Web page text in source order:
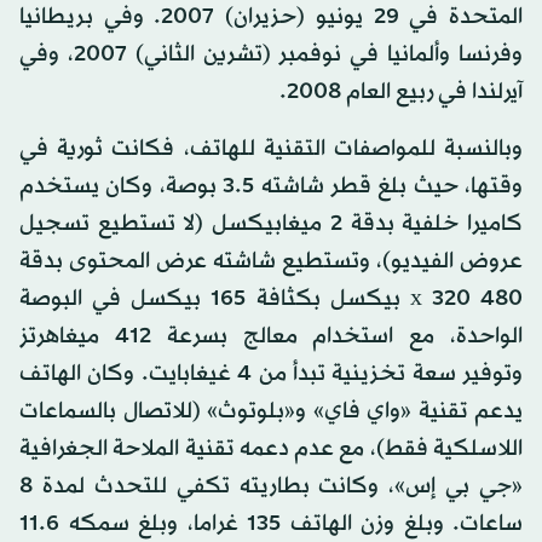
المتحدة في 29 يونيو (حزيران) 2007. وفي بريطانيا
وفرنسا وألمانيا في نوفمبر (تشرين الثاني) 2007، وفي
آيرلندا في ربيع العام 2008.
وبالنسبة للمواصفات التقنية للهاتف، فكانت ثورية في
وقتها، حيث بلغ قطر شاشته 3.5 بوصة، وكان يستخدم
كاميرا خلفية بدقة 2 ميغابيكسل (لا تستطيع تسجيل
عروض الفيديو)، وتستطيع شاشته عرض المحتوى بدقة
x 320 480 بيكسل بكثافة 165 بيكسل في البوصة
الواحدة، مع استخدام معالج بسرعة 412 ميغاهرتز
وتوفير سعة تخزينية تبدأ من 4 غيغابايت. وكان الهاتف
يدعم تقنية «واي فاي» و«بلوتوث» (للاتصال بالسماعات
اللاسلكية فقط)، مع عدم دعمه تقنية الملاحة الجغرافية
«جي بي إس»، وكانت بطاريته تكفي للتحدث لمدة 8
ساعات. وبلغ وزن الهاتف 135 غراما، وبلغ سمكه 11.6